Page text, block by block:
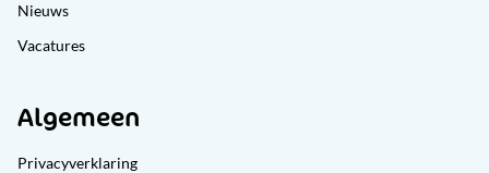
Nieuws
Vacatures
Algemeen
Privacyverklaring